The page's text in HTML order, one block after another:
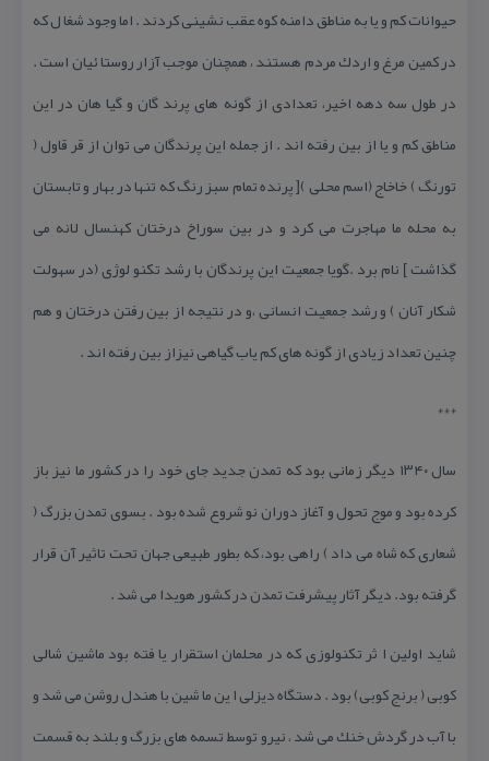
حیوانات كم و یا به مناطق دامنه كوه عقب نشینی كردند . اما وجود شغا ل كه
در كمین مرغ و اردك مردم هستند ، همچنان موجب آزار روستا ئیان است .
در طول سه دهه اخیر، تعدادی از گونه های پرند گان و گیا هان در این
مناطق كم و یا از بین رفته اند . از جمله این پرندگان می توان از قر قاول (
تورنگ ) خاخاج (اسم محلی )[ پرنده تمام سبز رنگ كه تنها در بهار و تابستان
به محله ما مهاجرت می كرد و در بین سوراخ درختان كهنسال لانه می
گذاشت ] نام برد .گویا جمعیت این پرندگان با رشد تكنو لوژی (در سهولت
شكار آنان ) و رشد جمعیت انسانی ،و در نتیجه از بین رفتن درختان و هم
چنین تعداد زیادی از گونه های كم یاب گیاهی نیزاز بین رفته اند .
***
سال ۱۳۴۰ دیگر زمانی بود كه تمدن جدید جای خود را در كشور ما نیز باز
كرده بود و موج تحول و آغاز دوران نو شروع شده بود . بسوی تمدن بزرگ (
شعاری كه شاه می داد ) راهی بود، كه بطور طبیعی جهان تحت تاثیر آن قرار
گرفته بود. دیگر آثار پیشرفت تمدن در كشور هویدا می شد .
شاید اولین ا ثر تكنولوزی كه در محلمان استقرار یا فته بود ماشین شالی
كوبی ( برنج كوبی) بود . دستگاه دیزلی ا ین ما شین با هندل روشن می شد و
با آب در گردش خنك می شد ، نیرو توسط تسمه های بزرگ و بلند به قسمت